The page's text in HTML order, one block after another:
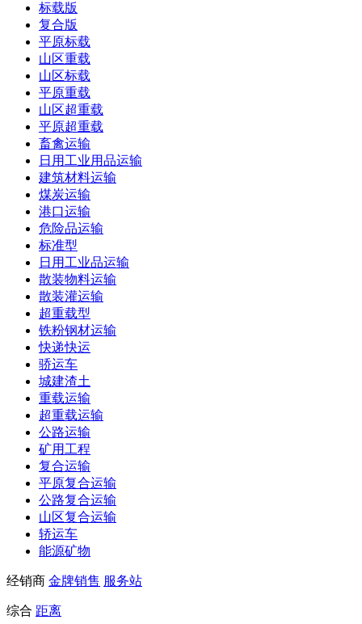
标载版
复合版
平原标载
山区重载
山区标载
平原重载
山区超重载
平原超重载
畜禽运输
日用工业用品运输
建筑材料运输
煤炭运输
港口运输
危险品运输
标准型
日用工业品运输
散装物料运输
散装灌运输
超重载型
铁粉钢材运输
快递快运
骄运车
城建渣土
重载运输
超重载运输
公路运输
矿用工程
复合运输
平原复合运输
公路复合运输
山区复合运输
轿运车
能源矿物
经销商 金牌销售 服务站
综合 距离